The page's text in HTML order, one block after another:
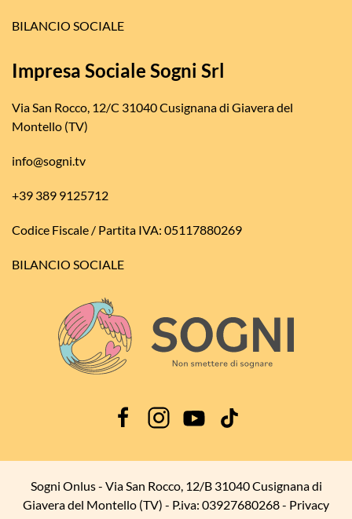
BILANCIO SOCIALE
Impresa Sociale Sogni Srl
Via San Rocco, 12/C 31040 Cusignana di Giavera del
Montello (TV)
info@sogni.tv
+39 389 9125712
Codice Fiscale / Partita IVA: 05117880269
BILANCIO SOCIALE
Sogni Onlus - Via San Rocco, 12/B 31040 Cusignana di
Giavera del Montello (TV) - P.iva: 03927680268 - Privacy